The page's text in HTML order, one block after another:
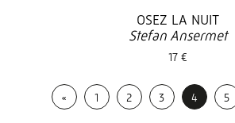
OSEZ LA NUIT
Stefan Ansermet
17 €
« 1 2 3 4 5